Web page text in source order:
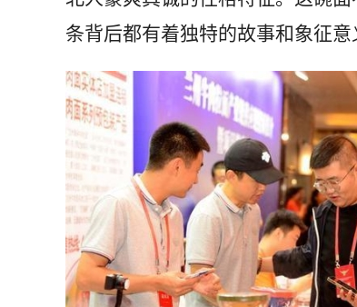
条背后都有着独特的故事和象征意